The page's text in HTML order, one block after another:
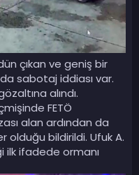
çıkan ve geniş bir
sabotaj iddiası var.
alındı.
FETÖ
alan ardından da
olduğu bildirildi. Ufuk A.
ilk ifadede ormanı